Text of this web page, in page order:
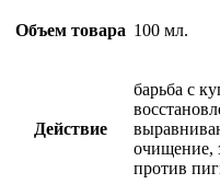
Объем товара 100 мл.
Действие
барьба с
очищение,
против